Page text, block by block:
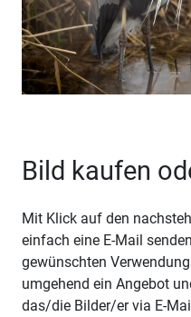
Bild kaufen
Mit Klick auf den
einfach eine E-Mail
gewünschten
umgehend ein Angebot
das/die Bilder/er via E-